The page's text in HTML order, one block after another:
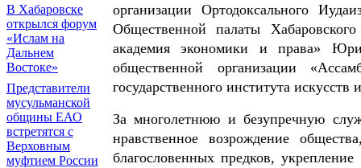
В Хабаровске
открылся форум
«Ислам на
Дальнем
Востоке»
Представители
мусульманской
общины ЕАО
встретятся с
Верховным
муфтием России
организации Ортодоксального
Общественной палаты
академия экономики и права»
общественной организации
государственного института
За многолетнюю и безупречную
нравственное возрождение
благословенных предков,